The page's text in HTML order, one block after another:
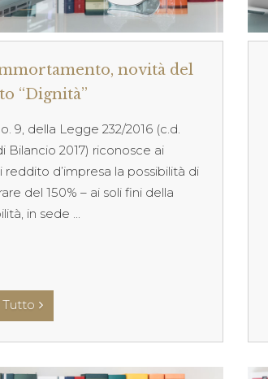
novità del
“Dignità”
9, della Legge 232/2016 (c.d.
Bilancio 2017) riconosce ai
reddito d’impresa la possibilità di
del 150% – ai soli fini della
in sede ...
Tutto